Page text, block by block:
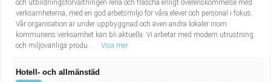
och utbildningsförvaltningen rena och fräscha enligt överenskommelse med
verksamheterna, med en god arbetsmiljö för våra elever och personal i fokus.
Vår organisation är under uppbyggnad och även andra lokaler inom
kommunens verksamhet kan bli aktuella. Vi arbetar med modern utrustning
och miljövänliga produ...
Visa mer
Hotell- och allmänstäd